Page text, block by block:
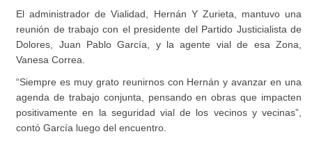
El administrador de Vialidad, Hernán Y Zurieta, mantuvo una
reunión de trabajo con el presidente del Partido Justicialista de
Dolores, Juan Pablo García, y la agente vial de esa Zona,
Vanesa Correa.
“Siempre es muy grato reunirnos con Hernán y avanzar en una
agenda de trabajo conjunta, pensando en obras que impacten
positivamente en la seguridad vial de los vecinos y vecinas”,
contó García luego del encuentro.